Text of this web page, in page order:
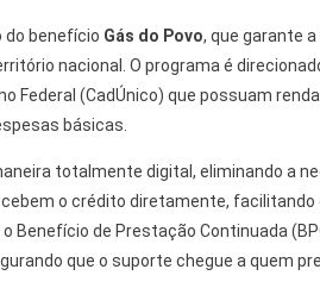
do benefício Gás do Povo, que garante
nacional. O programa é
Federal (CadÚnico) que possuam
básicas.
totalmente digital, eliminando a
o crédito diretamente, facilitando
Benefício de Prestação Continuada
que o suporte chegue a quem